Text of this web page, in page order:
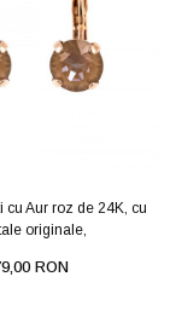
cu Aur roz de 24K, cu
originale,
RON